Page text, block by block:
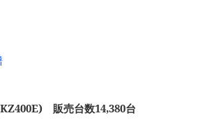
販売台数14,380台